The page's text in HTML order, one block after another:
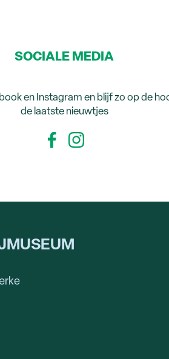
SOCIALE MEDIA
en Instagram en blijf zo op de
de laatste nieuwtjes